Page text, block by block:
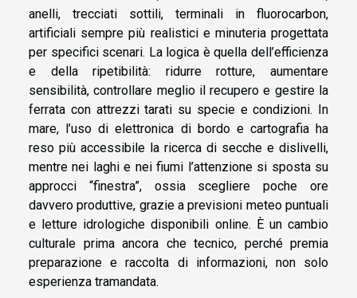
anelli, trecciati sottili, terminali in fluorocarbon,
artificiali sempre più realistici e minuteria progettata
per specifici scenari. La logica è quella dell’efficienza
e della ripetibilità: ridurre rotture, aumentare
sensibilità, controllare meglio il recupero e gestire la
ferrata con attrezzi tarati su specie e condizioni. In
mare, l’uso di elettronica di bordo e cartografia ha
reso più accessibile la ricerca di secche e dislivelli,
mentre nei laghi e nei fiumi l’attenzione si sposta su
approcci “finestra”, ossia scegliere poche ore
davvero produttive, grazie a previsioni meteo puntuali
e letture idrologiche disponibili online. È un cambio
culturale prima ancora che tecnico, perché premia
preparazione e raccolta di informazioni, non solo
esperienza tramandata.